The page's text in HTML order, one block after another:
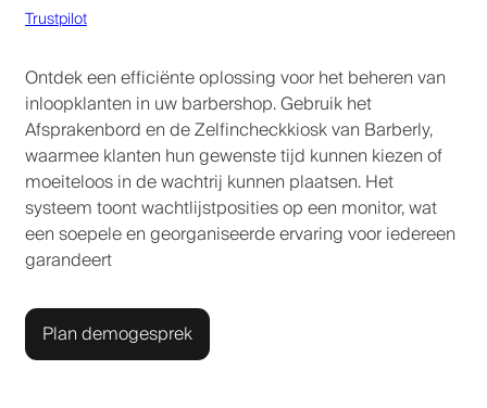
Trustpilot
Ontdek een efficiënte oplossing voor het beheren van
inloopklanten in uw barbershop. Gebruik het
Afsprakenbord en de Zelfincheckkiosk van Barberly,
waarmee klanten hun gewenste tijd kunnen kiezen of
moeiteloos in de wachtrij kunnen plaatsen. Het
systeem toont wachtlijstposities op een monitor, wat
een soepele en georganiseerde ervaring voor iedereen
garandeert
Plan demogesprek